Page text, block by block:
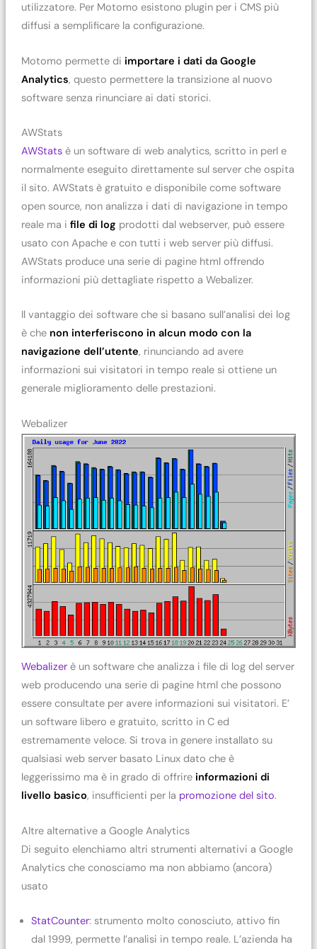
utilizzatore. Per Motomo esistono plugin per i CMS più
diffusi a semplificare la configurazione.
Motomo permette di importare i dati da Google
Analytics, questo permettere la transizione al nuovo
software senza rinunciare ai dati storici.
AWStats
AWStatsè un software di web analytics, scritto in perl e
normalmente eseguito direttamente sul server che ospita
il sito. AWStats è gratuito e disponibile come software
open source, non analizza i dati di navigazione in tempo
reale ma i file di log prodotti dal webserver, può essere
usato con Apache e con tutti i web server più diffusi.
AWStats produce una serie di pagine html offrendo
informazioni più dettagliate rispetto a Webalizer.
Il vantaggio dei software che si basano sull’analisi dei log
è che non interferiscono in alcun modo con la
navigazione dell’utente, rinunciando ad avere
informazioni sui visitatori in tempo reale si ottiene un
generale miglioramento delle prestazioni.
Webalizer
Webalizerè un software che analizza i file di log del server
web producendo una serie di pagine html che possono
essere consultate per avere informazioni sui visitatori. E’
un software libero e gratuito, scritto in C ed
estremamente veloce. Si trova in genere installato su
qualsiasi web server basato Linux dato che è
leggerissimo ma è in grado di offrire informazioni di
livello basico, insufficienti per la promozione del sito.
Altre alternative a Google Analytics
Di seguito elenchiamo altri strumenti alternativi a Google
Analytics che conosciamo ma non abbiamo (ancora)
usato
StatCounter: strumento molto conosciuto, attivo fin
dal 1999, permette l’analisi in tempo reale. L’azienda ha